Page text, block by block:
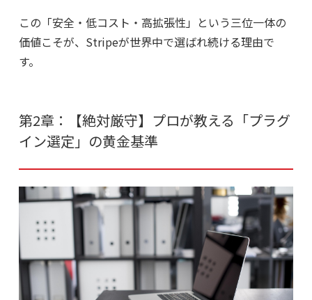
この「安全・低コスト・高拡張性」という三位一体の
価値こそが、Stripeが世界中で選ばれ続ける理由で
す。
第2章：【絶対厳守】プロが教える「プラグ
イン選定」の黄金基準